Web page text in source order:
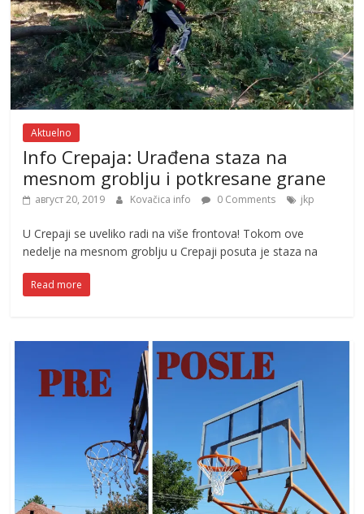
Aktuelno
Info Crepaja: Urađena staza na
mesnom groblju i potkresane grane
август 20, 2019 Kovačica info 0 Comments jkp
U Crepaji se uveliko radi na više frontova! Tokom ove
nedelje na mesnom groblju u Crepaji posuta je staza na
Read more